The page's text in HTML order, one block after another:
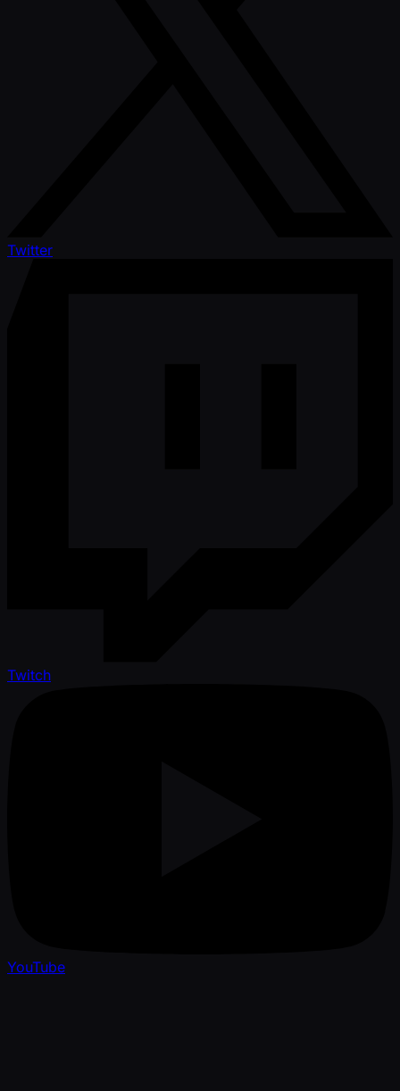
Twitter
Twitch
YouTube